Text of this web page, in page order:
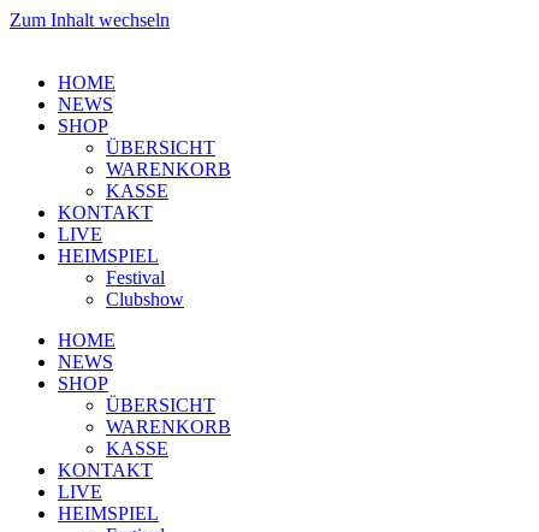
Zum Inhalt wechseln
HOME
NEWS
SHOP
ÜBERSICHT
WARENKORB
KASSE
KONTAKT
LIVE
HEIMSPIEL
Festival
Clubshow
HOME
NEWS
SHOP
ÜBERSICHT
WARENKORB
KASSE
KONTAKT
LIVE
HEIMSPIEL